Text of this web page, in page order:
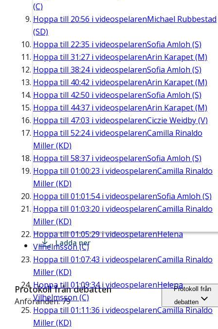
(C)
Hoppa till 20:56 i videospelarenMichael Rubbestad
(SD)
Hoppa till 22:35 i videospelarenSofia Amloh (S)
Hoppa till 31:27 i videospelarenArin Karapet (M)
Hoppa till 38:24i videospelarenSofia Amloh (S)
Hoppa till 40:42 i videospelarenArin Karapet (M)
Hoppa till 42:50 i videospelarenSofia Amloh (S)
Hoppa till 44:37 i videospelarenArin Karapet (M)
Hoppa till 47:03 i videospelarenCiczie Weidby (V)
Hoppa till 52:24i videospelarenCamilla Rinaldo
Miller (KD)
Hoppa till 58:37 i videospelarenSofia Amloh (S)
Hoppa till 01:00:23 i videospelarenCamilla Rinaldo
Miller (KD)
Hoppa till 01:01:54i videospelarenSofia Amloh (S)
Hoppa till 01:03:20 i videospelarenCamilla Rinaldo
Miller (KD)
Hoppa till01:05:29i videospelarenHelena
Vilhelmsson (C)
Hoppa till 01:07:43 i videospelarenCamilla Rinaldo
Miller (KD)
Hoppa till 01:09:34i videospelarenHelena
Vilhelmsson (C)
Hoppa till 01:11:36 i videospelarenCamilla Rinaldo
Miller (KD)
Ladda ner
Protokoll från debatten
Anföranden: 79
Protokoll från
debatten